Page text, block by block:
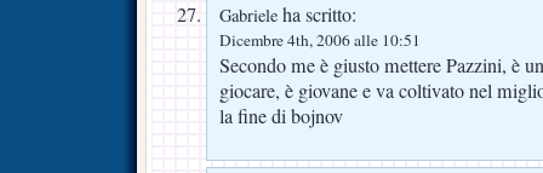
Gabriele ha scritto:
Dicembre 4th, 2006 alle 10:51
Secondo me è giusto mettere Pazzini, è
giocare, è giovane e va coltivato nel
la fine di bojnov